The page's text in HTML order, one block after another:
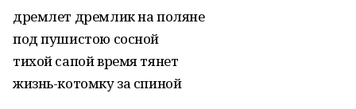
дремлет дремлик на поляне
под пушистою сосной
тихой сапой время тянет
жизнь-котомку за спиной